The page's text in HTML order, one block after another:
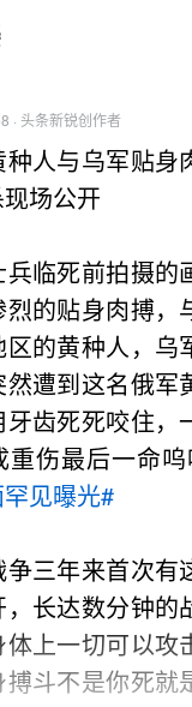
· 头条新锐创作者
人与乌军贴身
场公开
临死前拍摄的
的贴身肉搏，
的黄种人，乌
遭到这名俄军
齿死死咬住，
重伤最后一命
见曝光#
三年来首次有
长达数分钟的
上一切可以攻
斗不是你死就